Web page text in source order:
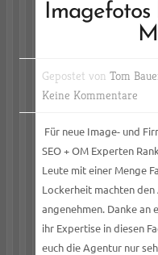
Gepostet von Tom
Keine Kommentare
Für neue Image- und
SEO + OM Experten
Leute mit einer Menge
Lockerheit machten
angenehmen. Danke an
ihr Expertise in diesen
euch die Agentur nur